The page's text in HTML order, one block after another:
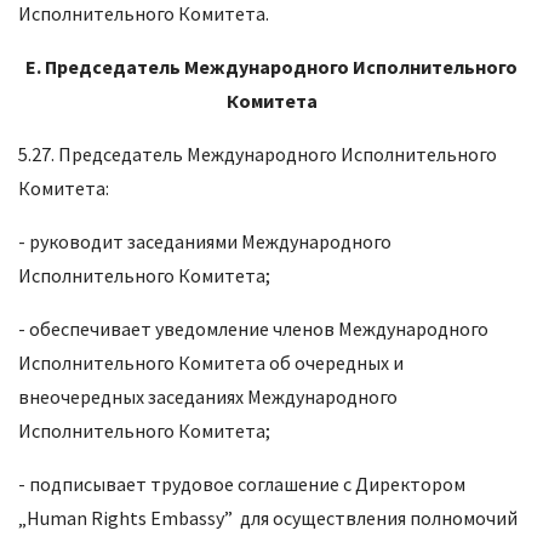
Исполнительного Комитета.
E. Председатель Международного Исполнительного
Комитета
5.27. Председатель Международного Исполнительного
Комитета:
- руководит заседаниями Международного
Исполнительного Комитета;
- обеспечивает уведомление членов Международного
Исполнительного Комитета об очередных и
внеочередных заседаниях Международного
Исполнительного Комитета;
- подписывает трудовое соглашение с Директором
„Human Rights Embassy” для осуществления полномочий